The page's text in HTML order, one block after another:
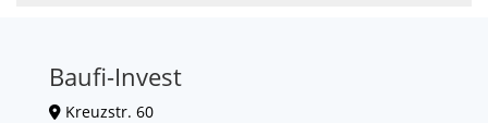
Baufi-Invest
Kreuzstr. 60